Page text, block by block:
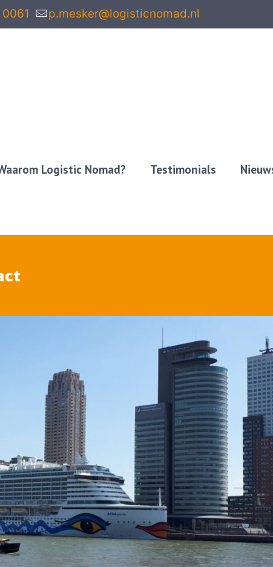
p.mesker@logisticnomad.nl
Logistic Nomad? Testimonials